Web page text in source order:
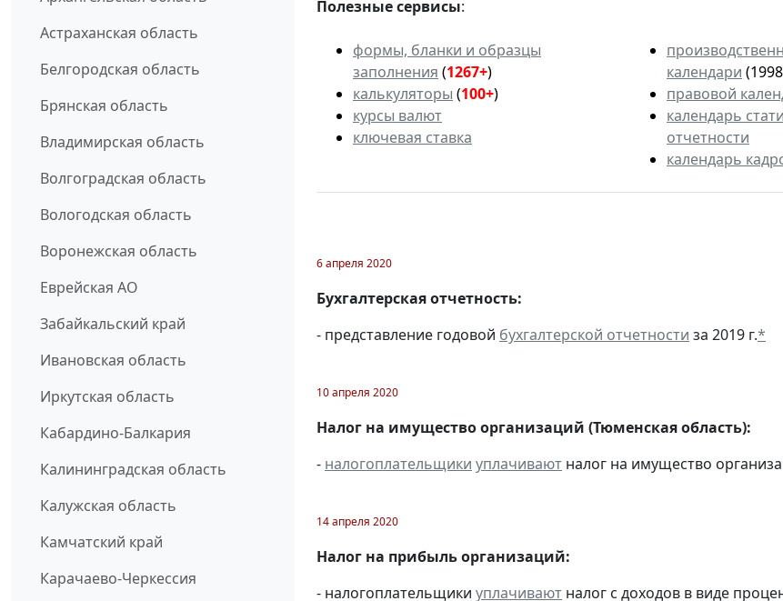
Астраханская область
Белгородская область
Брянская область
Владимирская область
Волгоградская область
Вологодская область
Воронежская область
Еврейская АО
Забайкальский край
Ивановская область
Иркутская область
Кабардино-Балкария
Калининградская область
Калужская область
Камчатский край
Карачаево-Черкессия
Полезные сервисы:
формы, бланки и образцы
заполнения (1267+)
калькуляторы (100+)
курсы валют
ключевая ставка
календари
правовой
календарь
отчетности
календарь
6 апреля 2020
Бухгалтерская отчетность:
- представление годовой бухгалтерской отчетности за 2019 г.*
10 апреля 2020
Налог на имущество организаций (Тюменская область):
- налогоплательщики уплачивают налог на имущество
14 апреля 2020
Налог на прибыль организаций:
- налогоплательщики уплачивают налог с доходов в виде